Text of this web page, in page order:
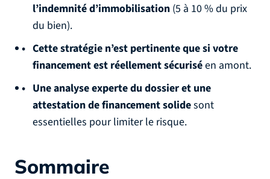
l’indemnité d’immobilisation (5 à 10 % du prix
du bien).
Cette stratégie n’est pertinente que si votre
financement est réellement sécuriséen amont.
Une analyse experte du dossier et une
attestation de financement solidesont
essentielles pour limiter le risque.
Sommaire